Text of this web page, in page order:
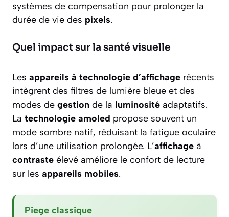
systèmes de compensation pour prolonger la
durée de vie des pixels.
Quel impact sur la santé visuelle
Les appareils à technologie d’affichage récents
intègrent des filtres de lumière bleue et des
modes de gestion de la luminosité adaptatifs.
La technologie amoled propose souvent un
mode sombre natif, réduisant la fatigue oculaire
lors d’une utilisation prolongée. L’affichage à
contraste élevé améliore le confort de lecture
sur les appareils mobiles.
Piege classique